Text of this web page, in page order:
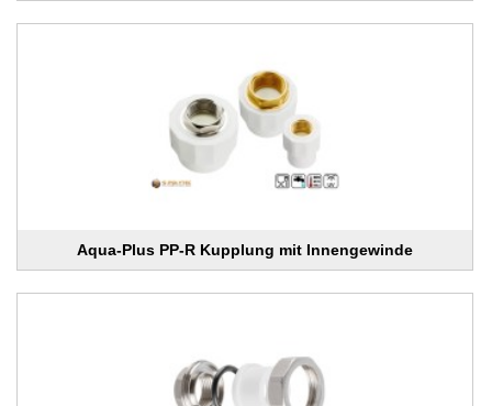
Aqua-Plus PP-R Kupplung mit Innengewinde